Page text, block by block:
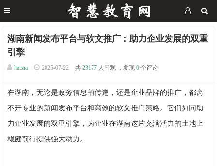
湖南新闻发布平台与软文推广：助力企业发展的双重
引擎
haixia 2025-07-22 共 23177 人围观 ，发现 0 个评论
在湖南，无论是政务信息的传递，还是企业品牌的推广，都离
不开专业的新闻发布平台和高效的软文推广策略。它们如同助
力企业发展的双重引擎，为企业在湖南这片充满活力的土地上
稳健前行提供强大动力。